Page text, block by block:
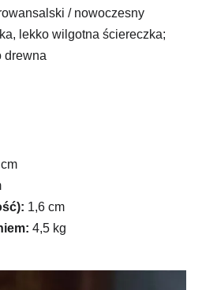
/ nowoczesny
lekko wilgotna ściereczka;
drewna
1,6 cm
4,5 kg